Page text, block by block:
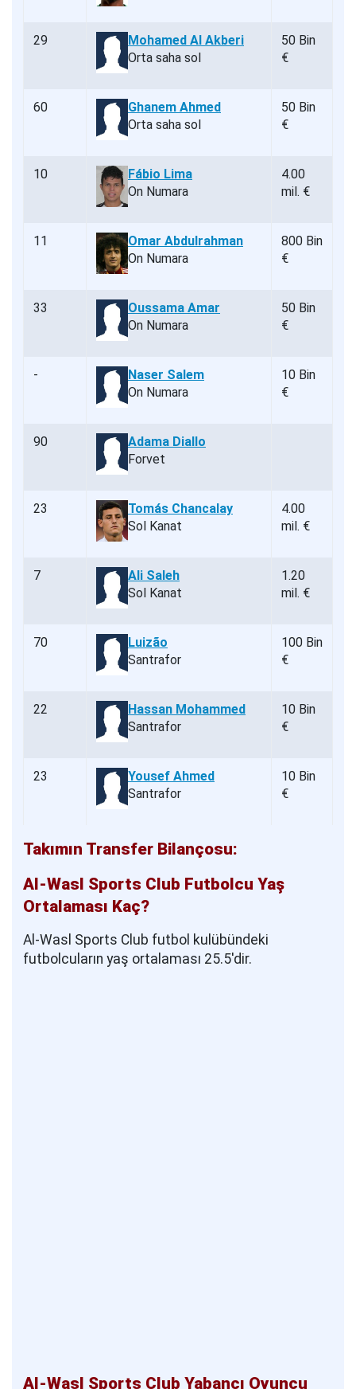
29
Mohamed Al Akberi
Orta saha sol
50 Bin
€
60
Ghanem Ahmed
Orta saha sol
50 Bin
€
10
Fábio Lima
On Numara
4.00
mil. €
11
Omar Abdulrahman
On Numara
800 Bin
€
33
Oussama Amar
On Numara
50 Bin
€
-
Naser Salem
On Numara
10 Bin
€
90
Adama Diallo
Forvet
23
Tomás Chancalay
Sol Kanat
4.00
mil. €
7
Ali Saleh
Sol Kanat
1.20
mil. €
70
Luizão
Santrafor
100 Bin
€
22
Hassan Mohammed
Santrafor
10 Bin
€
23
Yousef Ahmed
Santrafor
10 Bin
€
Takımın Transfer Bilançosu:
Al-Wasl Sports Club Futbolcu Yaş
Ortalaması Kaç?
Al-Wasl Sports Club futbol kulübündeki
futbolcuların yaş ortalaması 25.5'dir.
Al-Wasl Sports Club Yabancı Oyuncu